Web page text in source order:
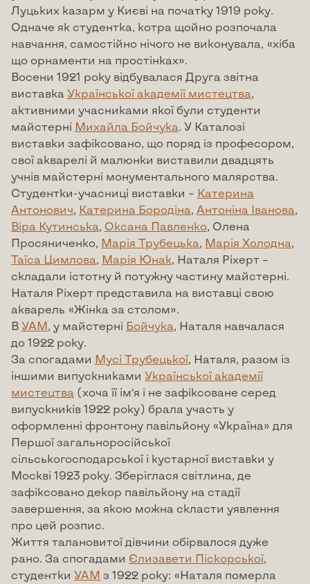
Луцьких казарм у Києві на початку 1919 року.
Одначе як студентка, котра щойно розпочала
навчання, самостійно нічого не виконувала, «хіба
що орнаменти на простінках».
Восени 1921 року відбувалася Друга звітна
виставка Української академії мистецтва,
активними учасниками якої були студенти
майстерні Михайла Бойчука. У Каталозі
виставки зафіксовано, що поряд із професором,
свої акварелі й малюнки виставили двадцять
учнів майстерні монументального малярства.
Студентки-учасниці виставки – Катерина
Антонович, Катерина Бородіна, Антоніна Іванова,
Віра Кутинська, Оксана Павленко, Олена
Просяниченко, Марія Трубецька, Марія Холодна,
Таїса Цимлова, Марія Юнак, Наталя Ріхерт –
складали істотну й потужну частину майстерні.
Наталя Ріхерт представила на виставці свою
акварель «Жінка за столом».
В УАМ, у майстерні Бойчука, Наталя навчалася
до 1922 року.
За спогадами Мусі Трубецької, Наталя, разом із
іншими випускниками Української академії
мистецтва (хоча її ім’я і не зафіксоване серед
випускників 1922 року) брала участь у
оформленні фронтону павільйону «Україна» для
Першої загальноросійської
сільськогосподарської і кустарної виставки у
Москві 1923 року. Зберіглася світлина, де
зафіксовано декор павільйону на стадії
завершення, за якою можна скласти уявлення
про цей розпис.
Життя талановитої дівчини обірвалося дуже
рано. За спогадами Єлизавети Піскорської,
студентки УАМ з 1922 року: «Наталя померла